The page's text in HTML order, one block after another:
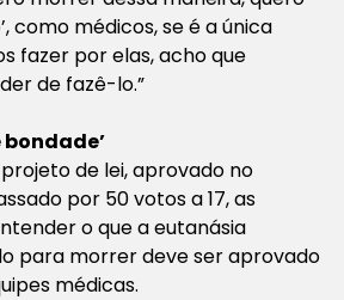
como médicos, se é a única
fazer por elas, acho que
de fazê-lo.”
de lei, aprovado no
por 50 votos a 17, as
o que a eutanásia
para morrer deve ser aprovado
médicas.